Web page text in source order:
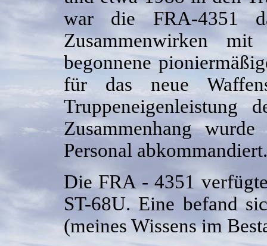
war die FRA-4351
Zusammenwirken
begonnene
für das neue
Zusammenhang
Personal abkommandiert.
Die FRA - 4351
ST-68U. Eine befand
(meines Wissens im